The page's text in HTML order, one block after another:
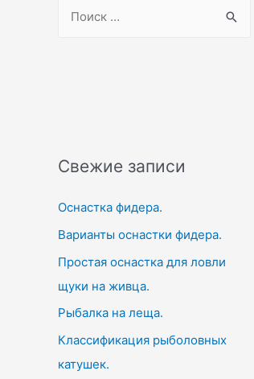
o
r
Свежие записи
Оснастка фидера.
Варианты оснастки фидера.
Простая оснастка для ловли
щуки на живца.
Рыбалка на леща.
Классификация рыболовных
катушек.